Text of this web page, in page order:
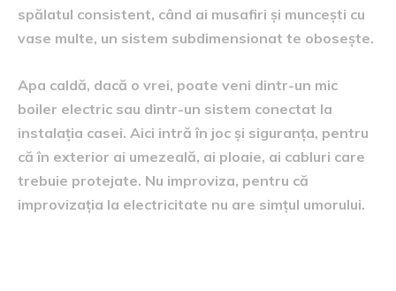
spălatul consistent, când ai musafiri și muncești cu
vase multe, un sistem subdimensionat te obosește.
Apa caldă, dacă o vrei, poate veni dintr-un mic
boiler electric sau dintr-un sistem conectat la
instalația casei. Aici intră în joc și siguranța, pentru
că în exterior ai umezeală, ai ploaie, ai cabluri care
trebuie protejate. Nu improviza, pentru că
improvizația la electricitate nu are simțul umorului.